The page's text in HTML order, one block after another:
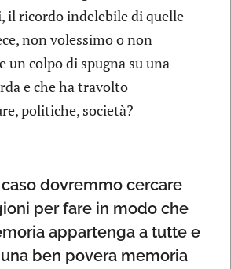
il ricordo indelebile di quelle
non volessimo o non
un colpo di spugna su una
e che ha travolto
politiche, società?
dovremmo cercare
per fare in modo che
appartenga a tutte e
ben povera memoria